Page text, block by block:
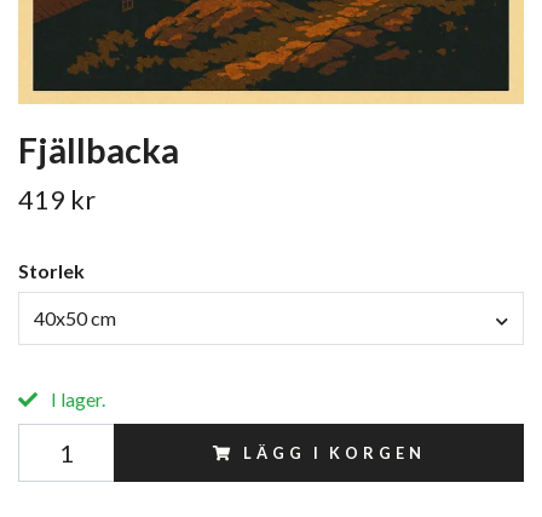
Fjällbacka
419 kr
Storlek
40x50 cm
I lager.
LÄGG I KORGEN